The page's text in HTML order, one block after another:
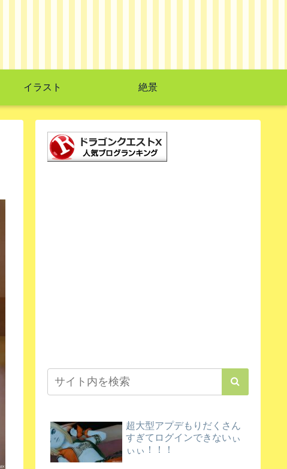
イラスト 絶景
超大型アプデもりだくさん
すぎてログインできないぃ
ぃぃ！！！